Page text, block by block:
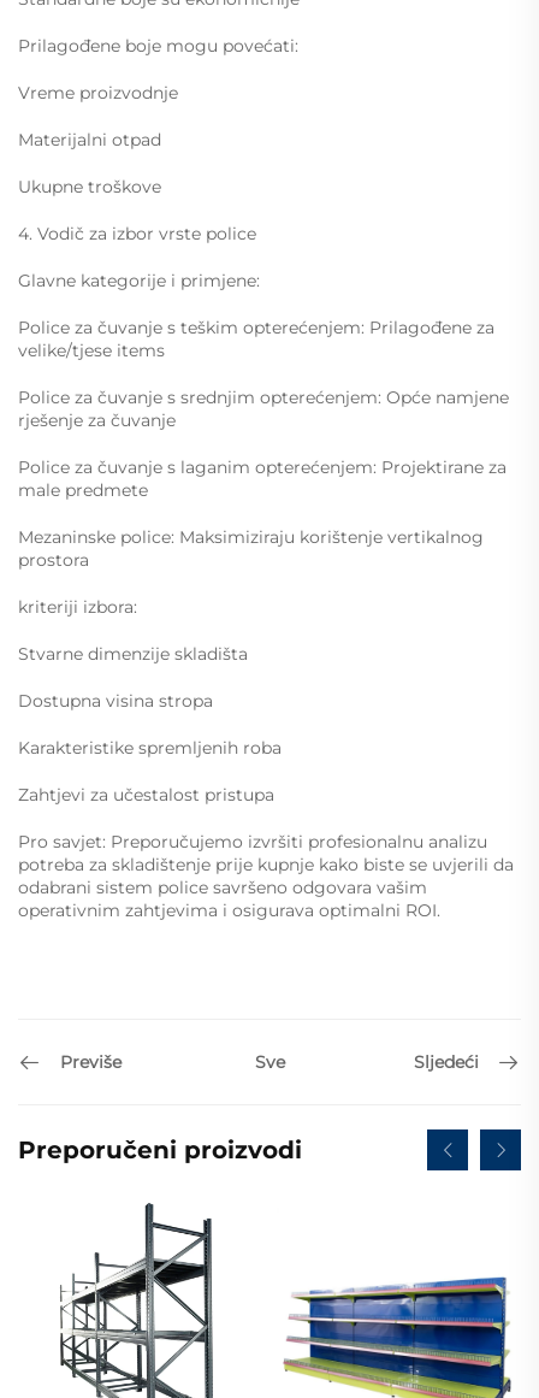
Prilagođene boje mogu povećati:
Vreme proizvodnje
Materijalni otpad
Ukupne troškove
4. Vodič za izbor vrste police
Glavne kategorije i primjene:
Police za čuvanje s teškim opterećenjem: Prilagođene za
velike/tjese items
Police za čuvanje s srednjim opterećenjem: Opće namjene
rješenje za čuvanje
Police za čuvanje s laganim opterećenjem: Projektirane za
male predmete
Mezaninske police: Maksimiziraju korištenje vertikalnog
prostora
kriteriji izbora:
Stvarne dimenzije skladišta
Dostupna visina stropa
Karakteristike spremljenih roba
Zahtjevi za učestalost pristupa
Pro savjet: Preporučujemo izvršiti profesionalnu analizu
potreba za skladištenje prije kupnje kako biste se uvjerili da
odabrani sistem police savršeno odgovara vašim
operativnim zahtjevima i osigurava optimalni ROI.
Previše Sve Sljedeći
Preporučeni proizvodi